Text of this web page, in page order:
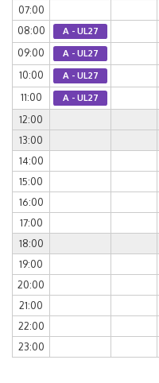
07:00
08:00
A - UL27
09:00 A - UL27
10:00 A - UL27
11:00 A - UL27
12:00
13:00
14:00
15:00
16:00
17:00
18:00
19:00
20:00
21:00
22:00
23:00